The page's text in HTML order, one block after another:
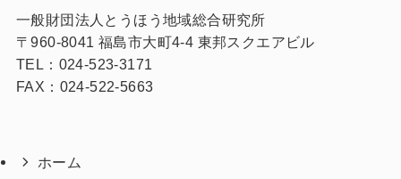
一般財団法人とうほう地域総合研究所
〒960-8041 福島市大町4-4 東邦スクエアビル
TEL：024-523-3171
FAX：024-522-5663
ホーム